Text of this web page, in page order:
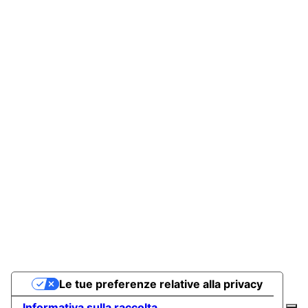
Le tue preferenze relative alla privacy